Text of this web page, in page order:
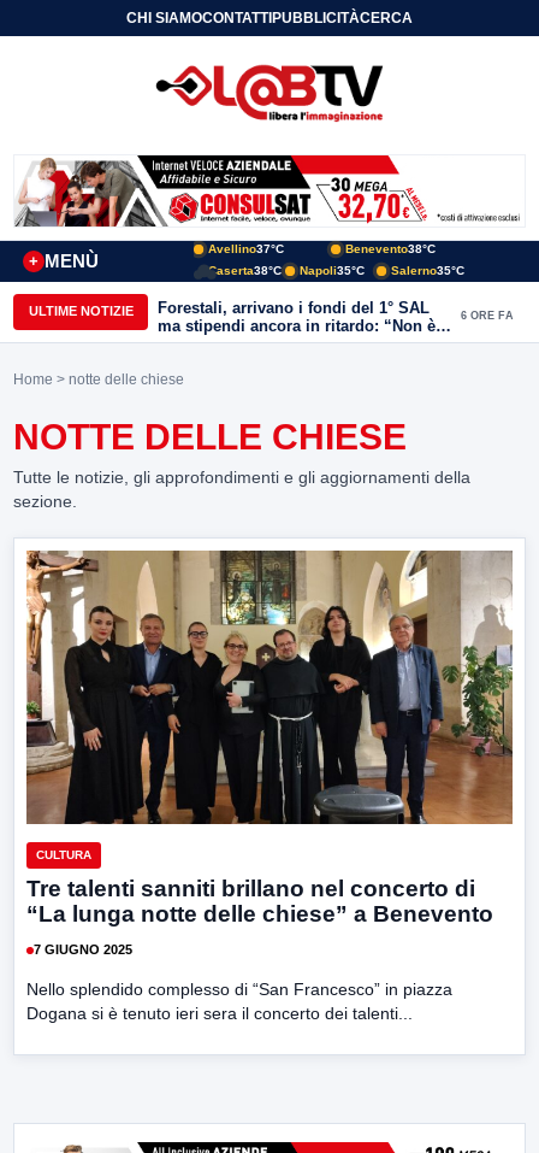
CHI SIAMOCONTATTIPUBBLICITÀCERCA
MENÙ
+
Avellino37°C Benevento38°C
Caserta38°C Napoli35°C Salerno35°C
ULTIME NOTIZIE
Forestali, arrivano i fondi del 1° SAL
ma stipendi ancora in ritardo: “Non è
più sostenibile”
6 ORE FA
Home > notte delle chiese
NOTTE DELLE CHIESE
Tutte le notizie, gli approfondimenti e gli aggiornamenti della
sezione.
CULTURA
Tre talenti sanniti brillano nel concerto di
“La lunga notte delle chiese” a Benevento
7 GIUGNO 2025
Nello splendido complesso di “San Francesco” in piazza
Dogana si è tenuto ieri sera il concerto dei talenti...